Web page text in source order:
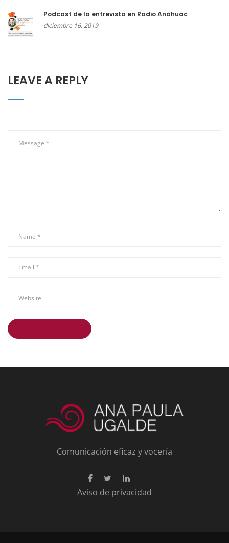
Podcast de la entrevista en Radio Anáhuac
diciembre 16, 2019
LEAVE A REPLY
Comunicación eficaz y vocería
Aviso de privacidad